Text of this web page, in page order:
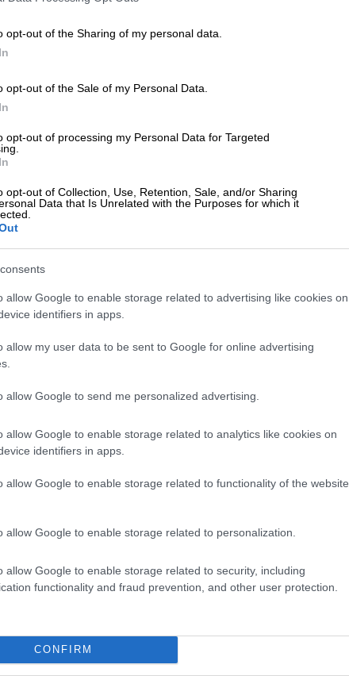
opt-out of the Sharing of my personal data.
opt-out of the Sale of my Personal Data.
opt-out of processing my Personal Data for Targeted
opt-out of Collection, Use, Retention, Sale, and/or Sharing
Data that Is Unrelated with the Purposes for which it
allow Google to enable storage related to advertising like cookies on
identifiers in apps.
allow my user data to be sent to Google for online advertising
allow Google to send me personalized advertising.
allow Google to enable storage related to analytics like cookies on
identifiers in apps.
allow Google to enable storage related to functionality of the website
allow Google to enable storage related to personalization.
allow Google to enable storage related to security, including
functionality and fraud prevention, and other user protection.
CONFIRM
καρκίνου σε αυτή την ηλικία.
ακόμα 140.690 νέα περιστατικά
άνω των 85.
μορφές καρκίνου είναι οι ίδιες με
καρκίνος του πνεύμονα, του
υψηλότερα ποσοστά καρκίνου στους
ενώ από τότε παρατηρείται μια
προστάτη και του πνεύμονα συνιστούν
των θανάτων οφείλονται σε αυτές τις
ίδιας ηλικίας ο καρκίνος του πνεύμονα
υπεύθυνος για το 19% των θανάτων- και
(13%). Και για τα δύο φύλα, ο καρκίνος
θανάτου με ποσοστά πρόκλησης θανάτου
είναι επίσης λιγότερο πιθανό τα άτομα
πρώτα στάδια της νόσου, συγκριτικά
φάσμα 64-85. Η διάγνωση του καρκίνου
το γεγονός ότι οι προληπτικές
επιθυμία παράτασης της
κινδύνου που διατρέχουν οι άνθρωποι
διαγνωστικές εξετάσεις.
υψηλά επίπεδα προληπτικών
το ένα τρίτο των γυναικών είχαν
και το 18% είχε κάνει εξετάσεις για
Πάνω από τους μισούς ηλικιωμένους
τον τελευταίο χρόνο και
ή δεκαετίας. Το 30% είχαν
του προστάτη την περασμένη